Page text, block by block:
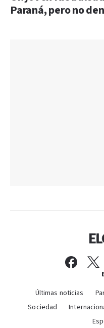
Paraná, pero no
Últimas noticias
Sociedad